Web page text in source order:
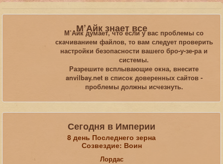
Прохождения и видеопрохождения игры и плагинов
Прохождение мода «Роща Друида»
М’Айк знает все
М’Айк думает, что если у вас проблемы со
скачиванием файлов, то вам следует проверить
настройки безопасности вашего бро-у-зе-ра и
системы.
Разрешите всплывающие окна, внесите
anvilbay.net в список доверенных сайтов -
проблемы должны исчезнуть.
Сегодня в Империи
8 день Последнего зерна
Созвездие: Воин
Лордас